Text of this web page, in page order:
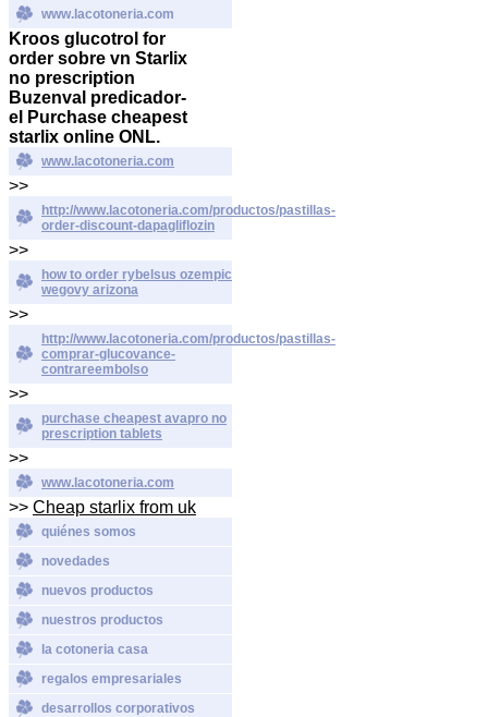
www.lacotoneria.com
Kroos glucotrol for
order sobre vn Starlix
no prescription
Buzenval predicador-
el Purchase cheapest
starlix online ONL.
www.lacotoneria.com
>>
http://www.lacotoneria.com/productos/pastillas-
order-discount-dapagliflozin
>>
how to order rybelsus ozempic
wegovy arizona
>>
http://www.lacotoneria.com/productos/pastillas-
comprar-glucovance-
contrareembolso
>>
purchase cheapest avapro no
prescription tablets
>>
www.lacotoneria.com
>> Cheap starlix from uk
quiénes somos
novedades
nuevos productos
nuestros productos
la cotoneria casa
regalos empresariales
desarrollos corporativos